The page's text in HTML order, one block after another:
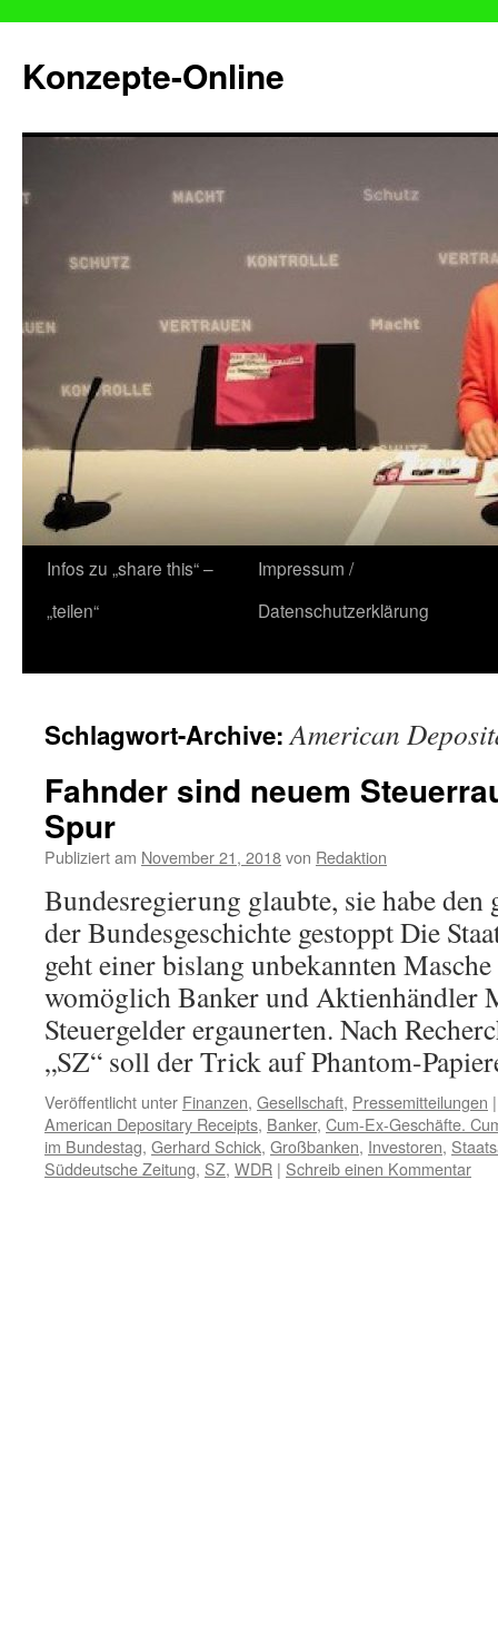
Konzepte-Online
Zum
Inhalt
Infos zu „share this“ –
„teilen“
Impressum /
Datenschutzerklärung
Schlagwort-Archive:American
Fahnder sind neuem
Spur
Publiziert am November 21, 2018von Redaktion
Bundesregierung glaubte, sie habe den
der Bundesgeschichte gestoppt Die
geht einer bislang unbekannten
womöglich Banker und Aktienhändler
Steuergelder ergaunerten. Nach
„SZ“ soll der Trick auf Phantom-
Veröffentlicht unter Finanzen, Gesellschaft, Pressemitteilungen |
American Depositary Receipts, Banker, Cum-Ex-Geschäfte.
im Bundestag, Gerhard Schick, Großbanken, Investoren,
Süddeutsche Zeitung, SZ, WDR | Schreib einen Kommentar